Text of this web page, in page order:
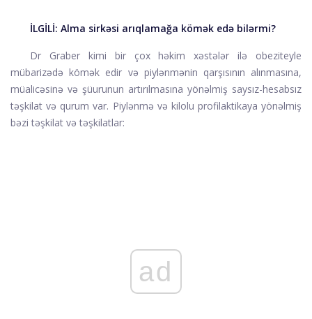
İLGİLİ: Alma sirkəsi arıqlamağa kömək edə bilərmi?
Dr Graber kimi bir çox həkim xəstələr ilə obeziteyle
mübarizədə kömək edir və piylənmənin qarşısının alınmasına,
müalicəsinə və şüurunun artırılmasına yönəlmiş saysız-hesabsız
təşkilat və qurum var. Piylənmə və kilolu profilaktikaya yönəlmiş
bəzi təşkilat və təşkilatlar:
ad